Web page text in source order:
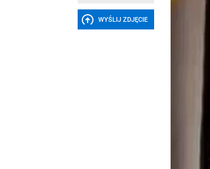
WYŚLIJ ZDJĘCIE